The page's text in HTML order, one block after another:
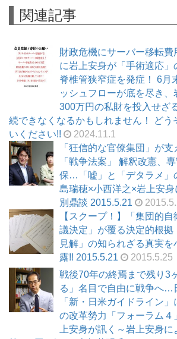
関連記事
財政危機にサーバー移転費
に岩上安身が「手術適応」
脊椎管狭窄症を発症！ 6月
ッシュフローが底を尽き、
300万円の私財を投入せざ
続できなくなるかもしれません！ どう
いください!!
2024.11.1
「狂信的な官僚集団」が
「戦争法案」 解釈改憲、
保…「嘘」と「デタラメ」
島瑞穂×小西洋之×岩上安
別鼎談 2015.5.21
【スクープ！】「集団的
議決定」が覆る決定的根拠
見解」の知られざる真実
露!! 2015.5.21
2015.5.25
戦後70年の終焉まで残り3
る」名目で自由に戦争へ…
「新・日米ガイドライン
の改革勢力「フォーラム４
上安身が訊く～岩上安身